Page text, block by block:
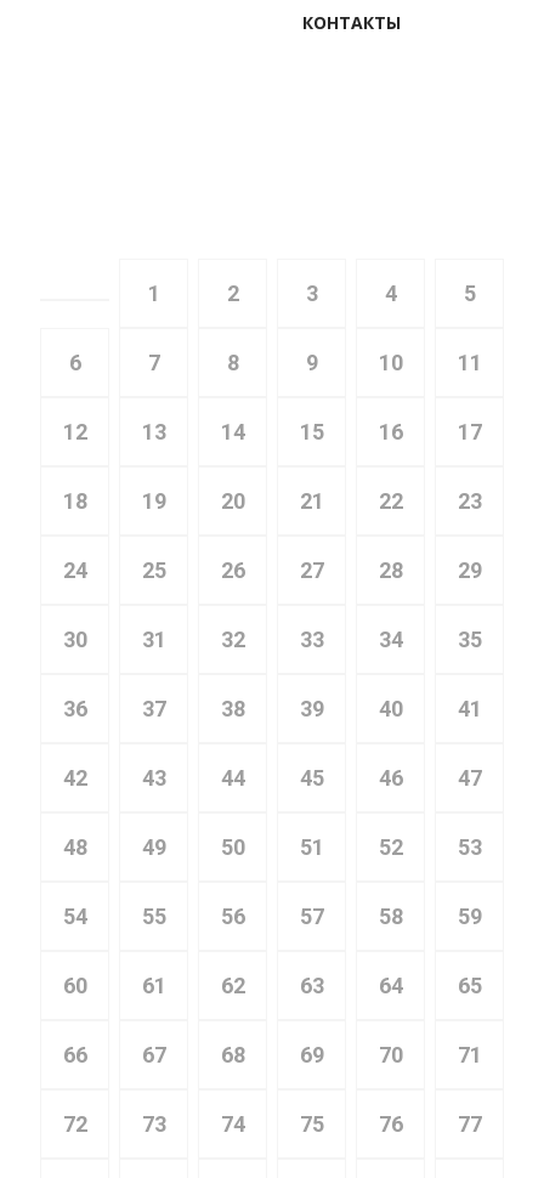
КОНТАКТЫ
1 2 3 4 5
6 7 8 9 10 11
12 13 14 15 16 17
18 19 20 21 22 23
24 25 26 27 28 29
30 31 32 33 34 35
36 37 38 39 40 41
42 43 44 45 46 47
48 49 50 51 52 53
54 55 56 57 58 59
60 61 62 63 64 65
66 67 68 69 70 71
72 73 74 75 76 77